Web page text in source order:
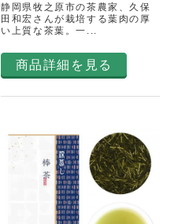
静岡県牧之原市の茶農家、久保
田和宏さんが栽培する葉肉の厚
い上質な茶葉。一...
商品詳細を見る